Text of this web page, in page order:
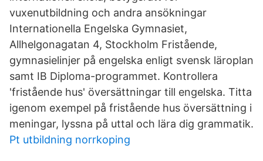
vuxenutbildning och andra ansökningar
Internationella Engelska Gymnasiet,
Allhelgonagatan 4, Stockholm Fristående,
gymnasielinjer på engelska enligt svensk läroplan
samt IB Diploma-programmet. Kontrollera
'fristående hus' översättningar till engelska. Titta
igenom exempel på fristående hus översättning i
meningar, lyssna på uttal och lära dig grammatik.
Pt utbildning norrkoping